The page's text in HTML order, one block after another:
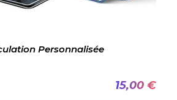
Personnalisée
15,00 €